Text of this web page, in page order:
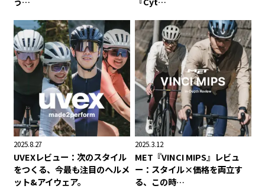
2025.8.27
UVEXレビュー：次のスタイル
をつくる、今最も注目のヘルメ
ット&アイウェア。
2025.3.12
MET『VINCI MIPS』レビュ
ー：スタイル×価格を両立す
る、この時…